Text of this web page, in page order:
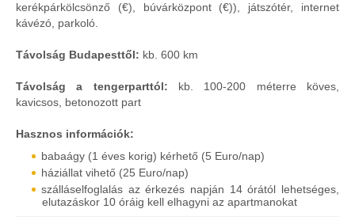
kerékpárkölcsönző (€), búvárközpont (€)), játszótér, internet
kávézó, parkoló.
Távolság Budapesttől: kb. 600 km
Távolság a tengerparttól: kb. 100-200 méterre köves,
kavicsos, betonozott part
Hasznos információk:
babaágy (1 éves korig) kérhető (5 Euro/nap)
háziállat vihető (25 Euro/nap)
szálláselfoglalás az érkezés napján 14 órától lehetséges,
elutazáskor 10 óráig kell elhagyni az apartmanokat